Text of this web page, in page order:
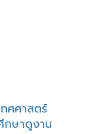
ศศาสตร์
กษาดูงาน